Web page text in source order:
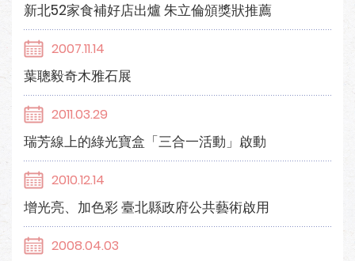
新北52家食補好店出爐 朱立倫頒獎狀推薦
2007.11.14
葉聰毅奇木雅石展
2011.03.29
瑞芳線上的綠光寶盒「三合一活動」啟動
2010.12.14
增光亮、加色彩 臺北縣政府公共藝術啟用
2008.04.03